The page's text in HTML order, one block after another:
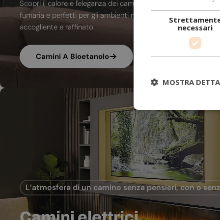
Scopri il calore e l'eleganza dei camini a bioetanolo. A
fumaria e perfetti per gli ambienti moderni, trasformano ogni
accogliente e raffinato.
Camini A Bioetanolo
L’atmosfera di un camino senza pensieri, con o
necessari
MOSTRA